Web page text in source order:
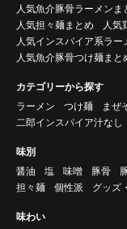
人気魚介豚骨ラーメンま
人気担々麺まとめ
人気
人気インスパイア系ラー
人気魚介豚骨つけ麺まと
カテゴリーから探す
ラーメン
つけ麺 まぜ
二郎インスパイア汁なし
味別
醤油
塩 味噌 豚骨
担々麺
個性派 グッズ
味わい